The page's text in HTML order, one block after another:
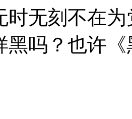
时无刻不在
黑吗？也许